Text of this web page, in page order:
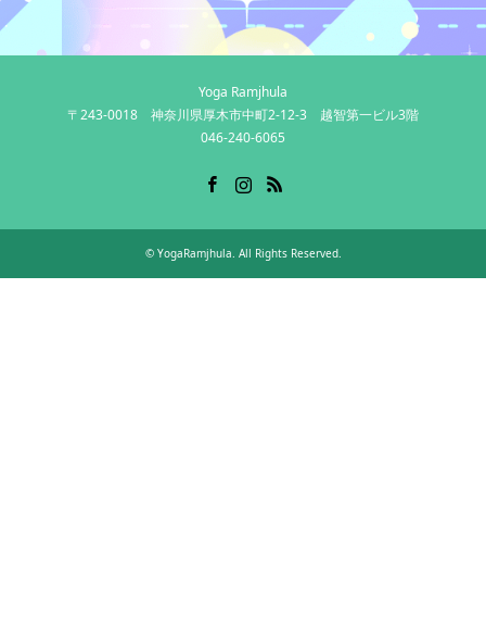
Yoga Ramjhula
〒243-0018 神奈川県厚木市中町2-12-3 越智第一ビル3階
046-240-6065
© YogaRamjhula . All Rights Reserved.